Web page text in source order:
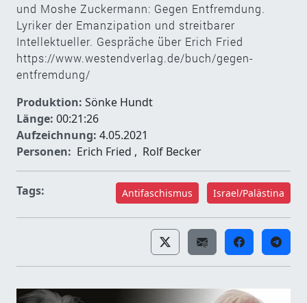
und Moshe Zuckermann: Gegen Entfremdung.
Lyriker der Emanzipation und streitbarer
Intellektueller. Gespräche über Erich Fried
https://www.westendverlag.de/buch/gegen-
entfremdung/
Produktion: Sönke Hundt
Länge: 00:21:26
Aufzeichnung: 4.05.2021
Personen: Erich Fried , Rolf Becker
Tags: Antifaschismus Israel/Palästina